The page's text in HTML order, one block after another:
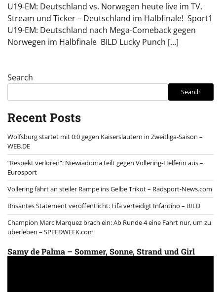
U19-EM: Deutschland vs. Norwegen heute live im TV,
Stream und Ticker – Deutschland im Halbfinale! Sport1
U19-EM: Deutschland nach Mega-Comeback gegen
Norwegen im Halbfinale BILD Lucky Punch […]
Search
Search
Recent Posts
Wolfsburg startet mit 0:0 gegen Kaiserslautern in Zweitliga-Saison –
WEB.DE
“Respekt verloren”: Niewiadoma teilt gegen Vollering-Helferin aus –
Eurosport
Vollering fährt an steiler Rampe ins Gelbe Trikot – Radsport-News.com
Brisantes Statement veröffentlicht: Fifa verteidigt Infantino – BILD
Champion Marc Marquez brach ein: Ab Runde 4 eine Fahrt nur, um zu
überleben – SPEEDWEEK.com
Samy de Palma – Sommer, Sonne, Strand und Girl